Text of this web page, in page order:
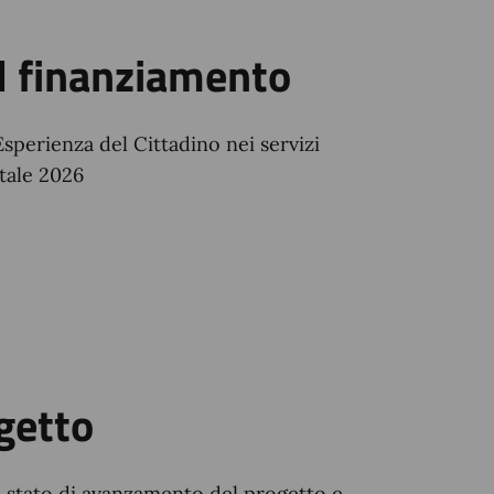
finanziamento
del Cittadino nei servizi
2026